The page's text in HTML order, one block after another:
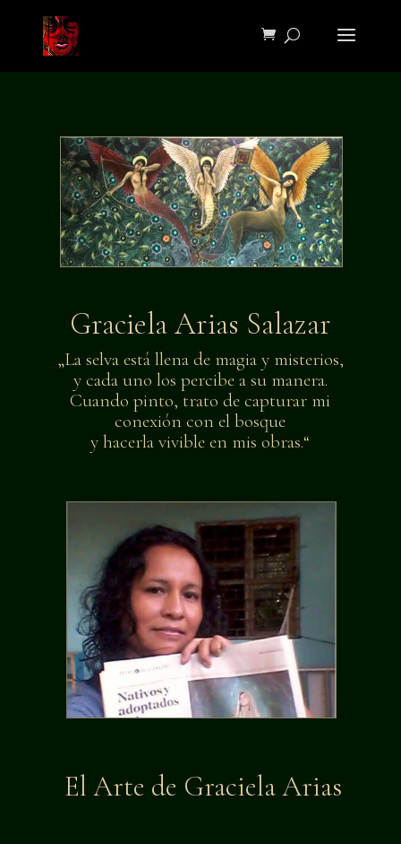
Graciela Arias Salazar
„La selva está llena de magia y misterios,
y cada uno los percibe a su manera.
Cuando pinto, trato de capturar mi
conexión con el bosque
y hacerla vivible en mis obras.“
El Arte de Graciela Arias